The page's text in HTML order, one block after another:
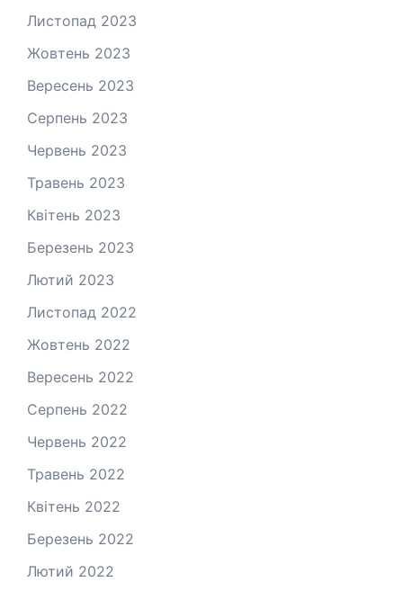
Листопад 2023
Жовтень 2023
Вересень 2023
Серпень 2023
Червень 2023
Травень 2023
Квітень 2023
Березень 2023
Лютий 2023
Листопад 2022
Жовтень 2022
Вересень 2022
Серпень 2022
Червень 2022
Травень 2022
Квітень 2022
Березень 2022
Лютий 2022